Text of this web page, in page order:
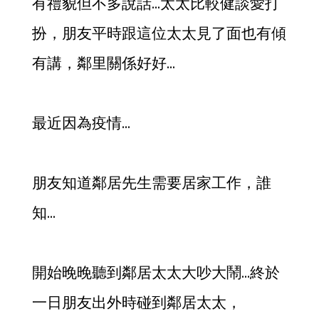
扮，朋友平時跟這位太太見了面也有傾
有講，鄰里關係好好…
最近因為疫情…
朋友知道鄰居先生需要居家工作，誰
知…
開始晚晚聽到鄰居太太大吵大鬧…終於
一日朋友出外時碰到鄰居太太，